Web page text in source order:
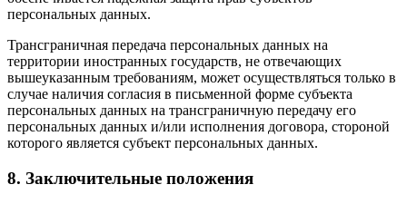
персональных данных.
Трансграничная передача персональных данных на
территории иностранных государств, не отвечающих
вышеуказанным требованиям, может осуществляться только в
случае наличия согласия в письменной форме субъекта
персональных данных на трансграничную передачу его
персональных данных и/или исполнения договора, стороной
которого является субъект персональных данных.
8. Заключительные положения